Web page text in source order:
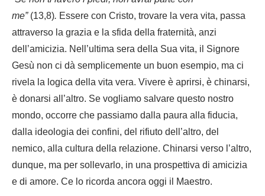
me”(13,8).Essere con Cristo, trovare la vera vita, passa
attraverso la grazia e la sfida della fraternità, anzi
dell’amicizia. Nell’ultima sera della Sua vita, il Signore
Gesù non ci dà semplicemente un buon esempio, ma ci
rivela la logica della vita vera. Vivere è aprirsi, è chinarsi,
è donarsi all’altro. Se vogliamo salvare questo nostro
mondo, occorre che passiamo dalla paura alla fiducia,
dalla ideologia dei confini, del rifiuto dell’altro, del
nemico, alla cultura della relazione. Chinarsi verso l’altro,
dunque, ma per sollevarlo, in una prospettiva di amicizia
e di amore. Ce lo ricorda ancora oggi il Maestro.